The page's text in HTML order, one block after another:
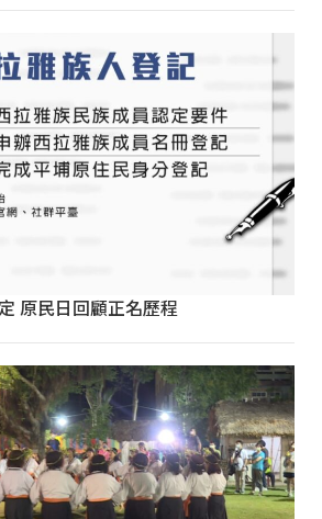
原民日回顧正名歷程